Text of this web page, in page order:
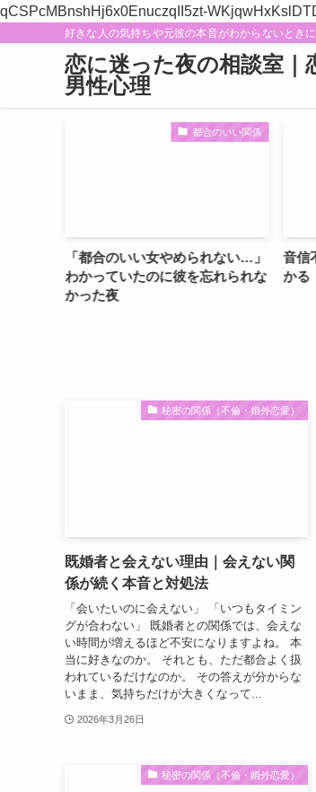
qCSPcMBnshHj6x0EnuczqII5zt-
好きな人の気持ちや元彼の本音がわからないとき
恋に迷った夜の相談室｜
男性心理
都合のいい関係
「都合のいい女やめられない…」
わかっていたのに彼を忘れられな
かった夜
音信不通の
かる｜hana
秘密の関係（不倫・婚外恋愛）
既婚者と会えない理由｜会えない関
係が続く本音と対処法
「会いたいのに会えない」 「いつもタイミン
グが合わない」 既婚者との関係では、会えな
い時間が増えるほど不安になりますよね。 本
当に好きなのか。 それとも、ただ都合よく扱
われているだけなのか。 その答えが分からな
いまま、気持ちだけが大きくなって...
2026年3月26日
秘密の関係（不倫・婚外恋愛）